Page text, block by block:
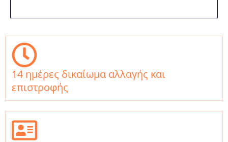
14 ημέρες δικαίωμα αλλαγής και
επιστροφής